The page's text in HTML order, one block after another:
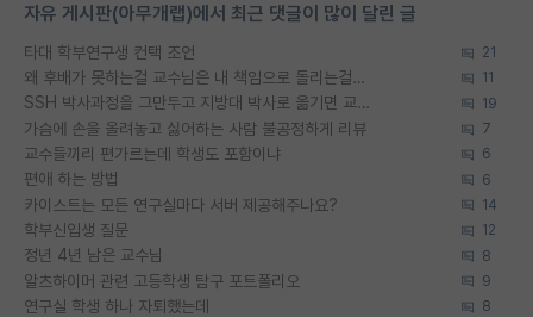
자유 게시판(아무개랩)에서 최근 댓글이 많이 달린 글
타대 학부연구생 컨택 조언 21
왜 후배가 못하는걸 교수님은 내 책임으로 돌리는걸까요? 11
SSH 박사과정을 그만두고 지방대 박사로 옮기면 교수의 꿈은 끝일까요? 19
가슴에 손을 올려놓고 싫어하는 사람 불공정하게 리뷰 7
교수들끼리 편가르는데 학생도 포함이냐 6
편애 하는 방법 6
카이스트는 모든 연구실마다 서버 제공해주나요? 14
학부신입생 질문 12
정년 4년 남은 교수님 8
알츠하이머 관련 고등학생 탐구 포트폴리오 9
연구실 학생 하나 자퇴했는데 8